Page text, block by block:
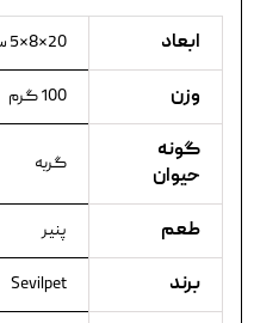
ابعاد 20×8×5 سانتی‌متر
وزن 100 گرم
گونه
حیوان
گربه
طعم پنیر
برند Sevilpet